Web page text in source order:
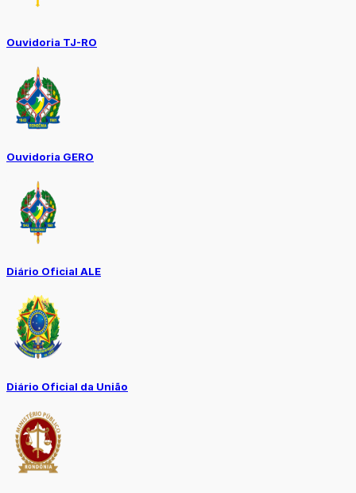
Ouvidoria TJ-RO
Ouvidoria GERO
Diário Oficial ALE
Diário Oficial da União